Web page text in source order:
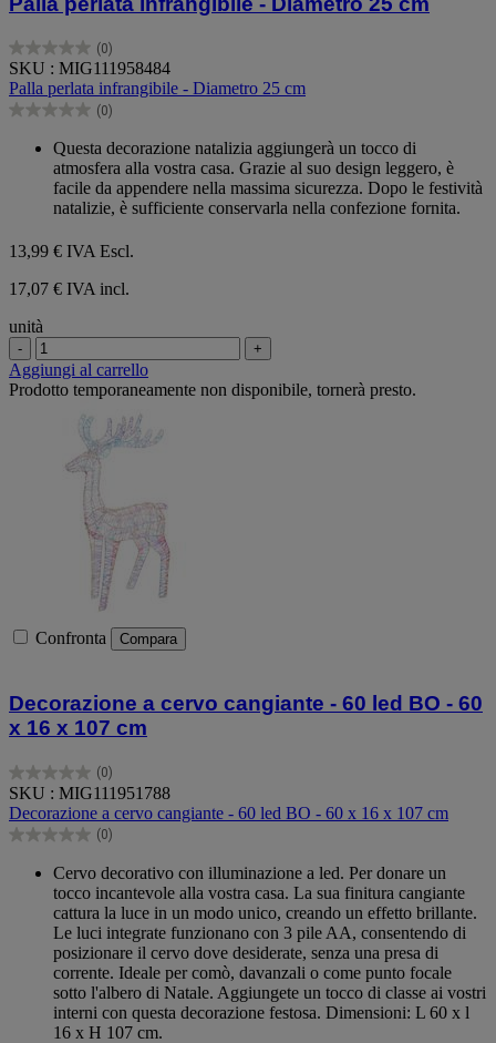
(0)
0.0
su
5
stelle.
SKU : MIG111958484
Palla perlata infrangibile - Diametro 25 cm
(0)
0.0
Questa decorazione natalizia aggiungerà un tocco di
atmosfera alla vostra casa. Grazie al suo design leggero, è
facile da appendere nella massima sicurezza. Dopo le festività
natalizie, è sufficiente conservarla nella confezione fornita.
13,99 € IVA Escl.
17,07 € IVA incl.
unità
- +
Aggiungi al carrello
Prodotto temporaneamente non disponibile, tornerà presto.
Confronta Compara
Decorazione a cervo cangiante - 60 led BO - 60
x 16 x 107 cm
(0)
0.0
su
5
stelle.
SKU : MIG111951788
Decorazione a cervo cangiante - 60 led BO - 60 x 16 x 107 cm
(0)
0.0
Cervo decorativo con illuminazione a led. Per donare un
tocco incantevole alla vostra casa. La sua finitura cangiante
cattura la luce in un modo unico, creando un effetto brillante.
Le luci integrate funzionano con 3 pile AA, consentendo di
posizionare il cervo dove desiderate, senza una presa di
corrente. Ideale per comò, davanzali o come punto focale
sotto l'albero di Natale. Aggiungete un tocco di classe ai vostri
interni con questa decorazione festosa. Dimensioni: L 60 x l
16 x H 107 cm.